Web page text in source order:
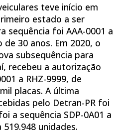
teve início em
estado a ser
sequência foi AAA-0001 a
de 30 anos. Em 2020, o
subsequência para
recebeu a autorização
a RHZ-9999, de
placas. A última
pelo Detran-PR foi
a sequência SDP-0A01 a
519.948 unidades.